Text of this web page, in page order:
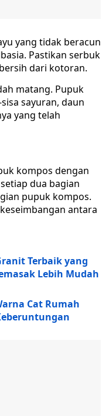
yang tidak beracun
Pastikan serbuk
dari kotoran.
matang. Pupuk
sayuran, daun
yang telah
kompos dengan
dua bagian
pupuk kompos.
antara
Terbaik yang
Lebih Mudah
Cat Rumah